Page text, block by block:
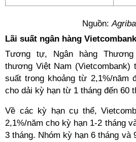
Nguồn:
Lãi suất ngân hàng
Tương tự, Ngân hàng
thương Việt Nam
suất trong khoảng từ 2,1%/năm
cho dải kỳ hạn từ 1 tháng đến 60
Về các kỳ hạn cụ thể,
2,1%/năm cho kỳ hạn 1-2 tháng
3 tháng. Nhóm kỳ hạn 6 tháng và